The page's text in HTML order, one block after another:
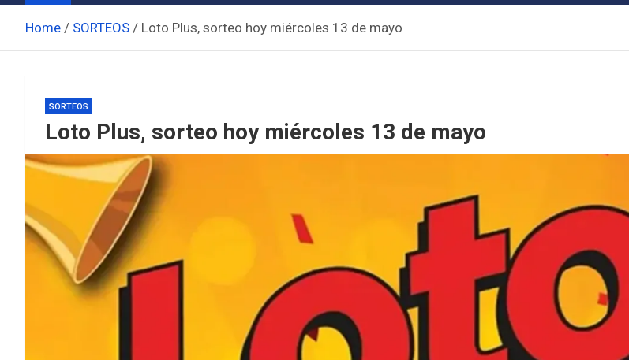
Home SORTEOS Loto Plus, sorteo hoy miércoles 13 de mayo
SORTEOS
Loto Plus, sorteo hoy miércoles 13 de mayo